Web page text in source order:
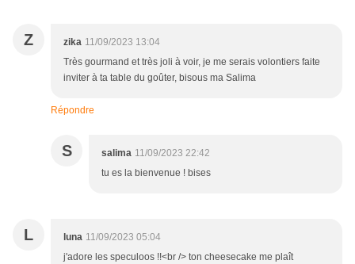
Z zika 11/09/2023 13:04
Très gourmand et très joli à voir, je me serais volontiers faite
inviter à ta table du goûter, bisous ma Salima
Répondre
S salima 11/09/2023 22:42
tu es la bienvenue ! bises
L luna 11/09/2023 05:04
j'adore les speculoos !!<br /> ton cheesecake me plaît